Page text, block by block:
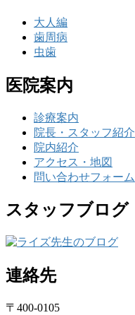
大人編
歯周病
虫歯
医院案内
診療案内
院長・スタッフ紹介
院内紹介
アクセス・地図
問い合わせフォーム
スタッフブログ
連絡先
〒400-0105